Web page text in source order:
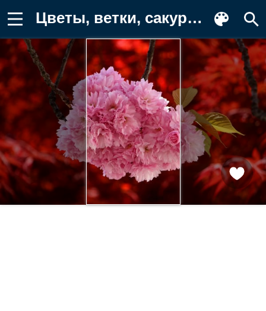
Цветы, ветки, сакура, цветение Фон для телефона